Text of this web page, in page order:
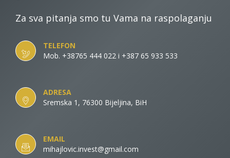
Za sva pitanja smo tu Vama na raspolaganju
TELEFON
Mob. +38765 444 022 i +387 65 933 533
ADRESA
Sremska 1, 76300 Bijeljina, BiH
EMAIL
mihajlovic.invest@gmail.com